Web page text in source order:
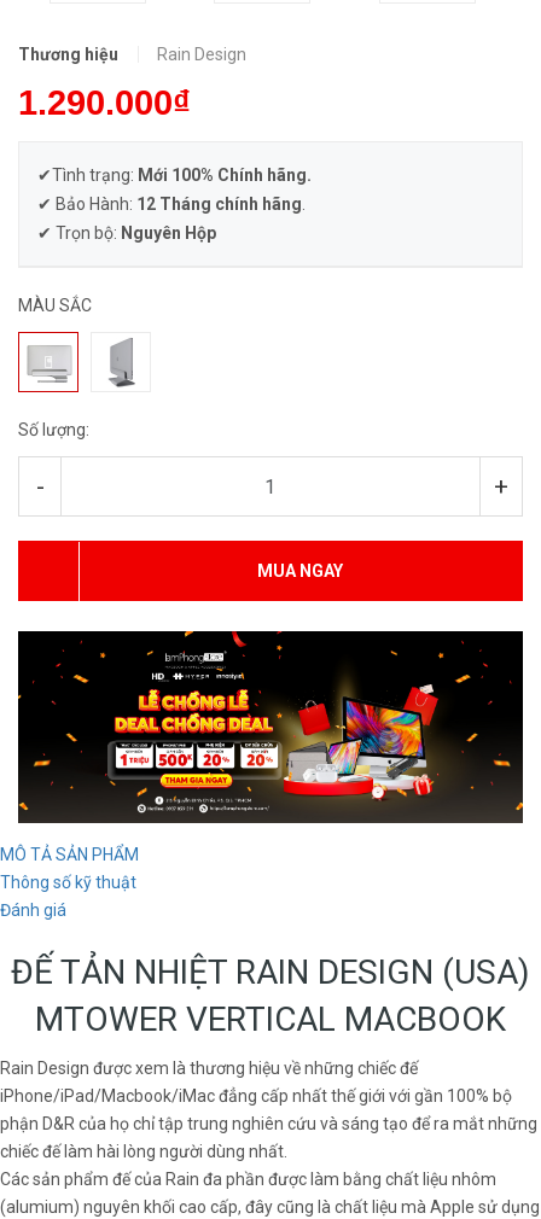
Thương hiệu Rain Design
1.290.000₫
✔Tình trạng: Mới 100% Chính hãng.
✔ Bảo Hành: 12 Tháng chính hãng
✔ Trọn bộ: Nguyên Hộp
MÀU SẮC
Số lượng:
- +
MUA NGAY
MÔ TẢ SẢN PHẨM
Thông số kỹ thuật
Đánh giá
ĐẾ TẢN NHIỆT RAIN DESIGN (USA)
MTOWER VERTICAL MACBOOK
Rain Design được xem là thương hiệu về những chiếc đế
iPhone/iPad/Macbook/iMac đẳng cấp nhất thế giới với gần 100% bộ
phận D&R của họ chỉ tập trung nghiên cứu và sáng tạo để ra mắt những
chiếc đế làm hài lòng người dùng nhất.
Các sản phẩm đế của Rain đa phần được làm bằng chất liệu nhôm
(alumium) nguyên khối cao cấp, đây cũng là chất liệu mà Apple sử dụng